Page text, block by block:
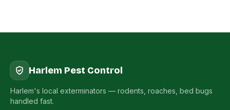
Harlem Pest Control
Harlem's local exterminators — rodents, roaches, bed bugs
handled fast.